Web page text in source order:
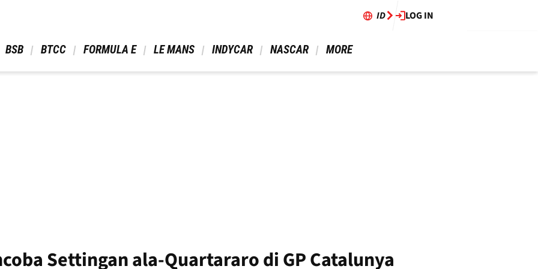
ID LOG IN
BSB BTCC FORMULA E LE MANS INDYCAR NASCAR MORE
Settingan ala-Quartararo di GP Catalunya